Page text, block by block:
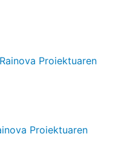
Proiektuaren
Proiektuaren